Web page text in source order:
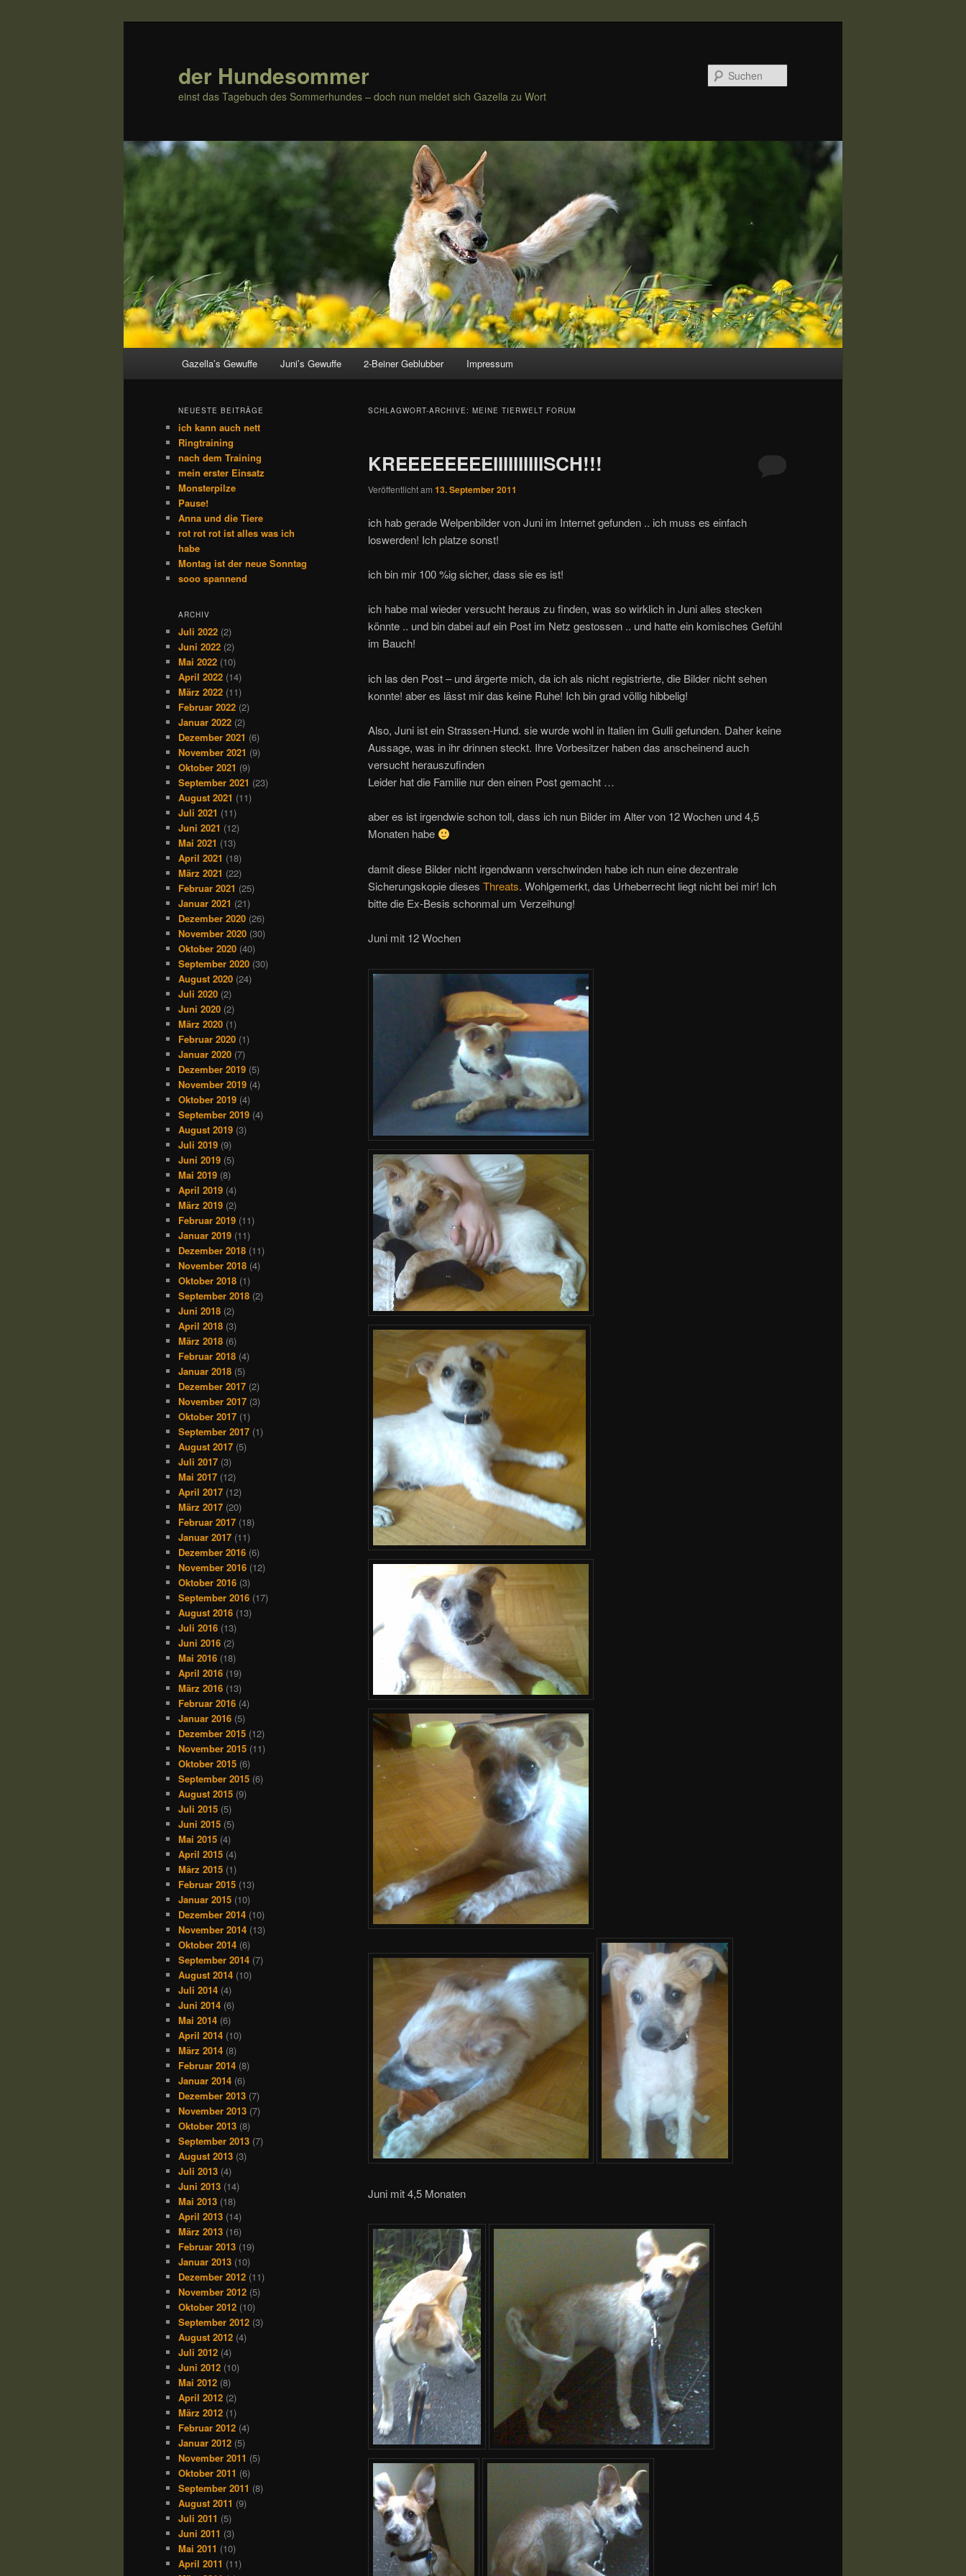
der Hundesommer
einst das Tagebuch des Sommerhundes – doch nun meldet sich Gazella zu Wort
Gazella’s Gewuffe Juni’s Gewuffe 2-Beiner Geblubber Impressum
SCHLAGWORT-ARCHIVE: MEINE TIERWELT FORUM
KREEEEEEEEIIIIIIIIIISCH!!!
Veröffentlicht am 13. September 2011
ich hab gerade Welpenbilder von Juni im Internet gefunden .. ich muss es einfach
loswerden! Ich platze sonst!
ich bin mir 100 %ig sicher, dass sie es ist!
ich habe mal wieder versucht heraus zu finden, was so wirklich in Juni alles stecken
könnte .. und bin dabei auf ein Post im Netz gestossen .. und hatte ein komisches Gefühl
im Bauch!
ich las den Post – und ärgerte mich, da ich als nicht registrierte, die Bilder nicht sehen
konnte! aber es lässt mir das keine Ruhe! Ich bin grad völlig hibbelig!
Also, Juni ist ein Strassen-Hund. sie wurde wohl in Italien im Gulli gefunden. Daher keine
Aussage, was in ihr drinnen steckt. Ihre Vorbesitzer haben das anscheinend auch
versucht herauszufinden
Leider hat die Familie nur den einen Post gemacht …
aber es ist irgendwie schon toll, dass ich nun Bilder im Alter von 12 Wochen und 4,5
Monaten habe
damit diese Bilder nicht irgendwann verschwinden habe ich nun eine dezentrale
Sicherungskopie dieses Threats. Wohlgemerkt, das Urheberrecht liegt nicht bei mir! Ich
bitte die Ex-Besis schonmal um Verzeihung!
Juni mit 12 Wochen
Juni mit 4,5 Monaten
NEUESTE BEITRÄGE
ich kann auch nett
Ringtraining
nach dem Training
mein erster Einsatz
Monsterpilze
Pause!
Anna und die Tiere
rot rot rot ist alles was ich
habe
Montag ist der neue Sonntag
sooo spannend
ARCHIV
Juli 2022 (2)
Juni 2022 (2)
Mai 2022 (10)
April 2022 (14)
März 2022 (11)
Februar 2022 (2)
Januar 2022 (2)
Dezember 2021 (6)
November 2021 (9)
Oktober 2021 (9)
September 2021 (23)
August 2021 (11)
Juli 2021 (11)
Juni 2021 (12)
Mai 2021 (13)
April 2021 (18)
März 2021 (22)
Februar 2021 (25)
Januar 2021 (21)
Dezember 2020 (26)
November 2020 (30)
Oktober 2020 (40)
September 2020 (30)
August 2020 (24)
Juli 2020 (2)
Juni 2020 (2)
März 2020 (1)
Februar 2020 (1)
Januar 2020 (7)
Dezember 2019 (5)
November 2019 (4)
Oktober 2019 (4)
September 2019 (4)
August 2019 (3)
Juli 2019 (9)
Juni 2019 (5)
Mai 2019 (8)
April 2019 (4)
März 2019 (2)
Februar 2019 (11)
Januar 2019 (11)
Dezember 2018 (11)
November 2018 (4)
Oktober 2018 (1)
September 2018 (2)
Juni 2018 (2)
April 2018 (3)
März 2018 (6)
Februar 2018 (4)
Januar 2018 (5)
Dezember 2017 (2)
November 2017 (3)
Oktober 2017 (1)
September 2017 (1)
August 2017 (5)
Juli 2017 (3)
Mai 2017 (12)
April 2017 (12)
März 2017 (20)
Februar 2017 (18)
Januar 2017 (11)
Dezember 2016 (6)
November 2016 (12)
Oktober 2016 (3)
September 2016 (17)
August 2016 (13)
Juli 2016 (13)
Juni 2016 (2)
Mai 2016 (18)
April 2016 (19)
März 2016 (13)
Februar 2016 (4)
Januar 2016 (5)
Dezember 2015 (12)
November 2015 (11)
Oktober 2015 (6)
September 2015 (6)
August 2015 (9)
Juli 2015 (5)
Juni 2015 (5)
Mai 2015 (4)
April 2015 (4)
März 2015 (1)
Februar 2015 (13)
Januar 2015 (10)
Dezember 2014 (10)
November 2014 (13)
Oktober 2014 (6)
September 2014 (7)
August 2014 (10)
Juli 2014 (4)
Juni 2014 (6)
Mai 2014 (6)
April 2014 (10)
März 2014 (8)
Februar 2014 (8)
Januar 2014 (6)
Dezember 2013 (7)
November 2013 (7)
Oktober 2013 (8)
September 2013 (7)
August 2013 (3)
Juli 2013 (4)
Juni 2013 (14)
Mai 2013 (18)
April 2013 (14)
März 2013 (16)
Februar 2013 (19)
Januar 2013 (10)
Dezember 2012 (11)
November 2012 (5)
Oktober 2012 (10)
September 2012 (3)
August 2012 (4)
Juli 2012 (4)
Juni 2012 (10)
Mai 2012 (8)
April 2012 (2)
März 2012 (1)
Februar 2012 (4)
Januar 2012 (5)
November 2011 (5)
Oktober 2011 (6)
September 2011 (8)
August 2011 (9)
Juli 2011 (5)
Juni 2011 (3)
Mai 2011 (10)
April 2011 (11)